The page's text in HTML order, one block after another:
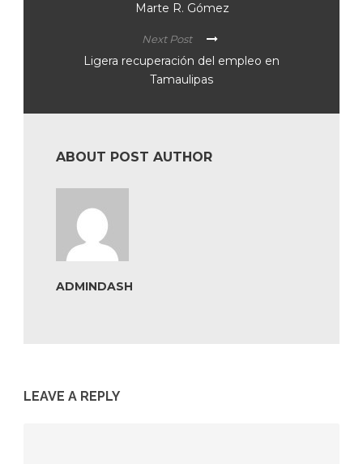
Marte R. Gómez
Next Post
Ligera recuperación del empleo en
Tamaulipas
ABOUT POST AUTHOR
ADMINDASH
LEAVE A REPLY